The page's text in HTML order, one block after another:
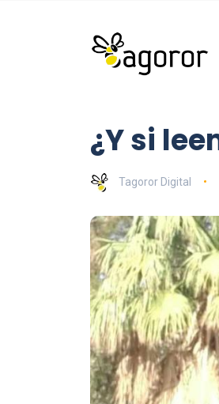
¿Y si
Tagoror Digital